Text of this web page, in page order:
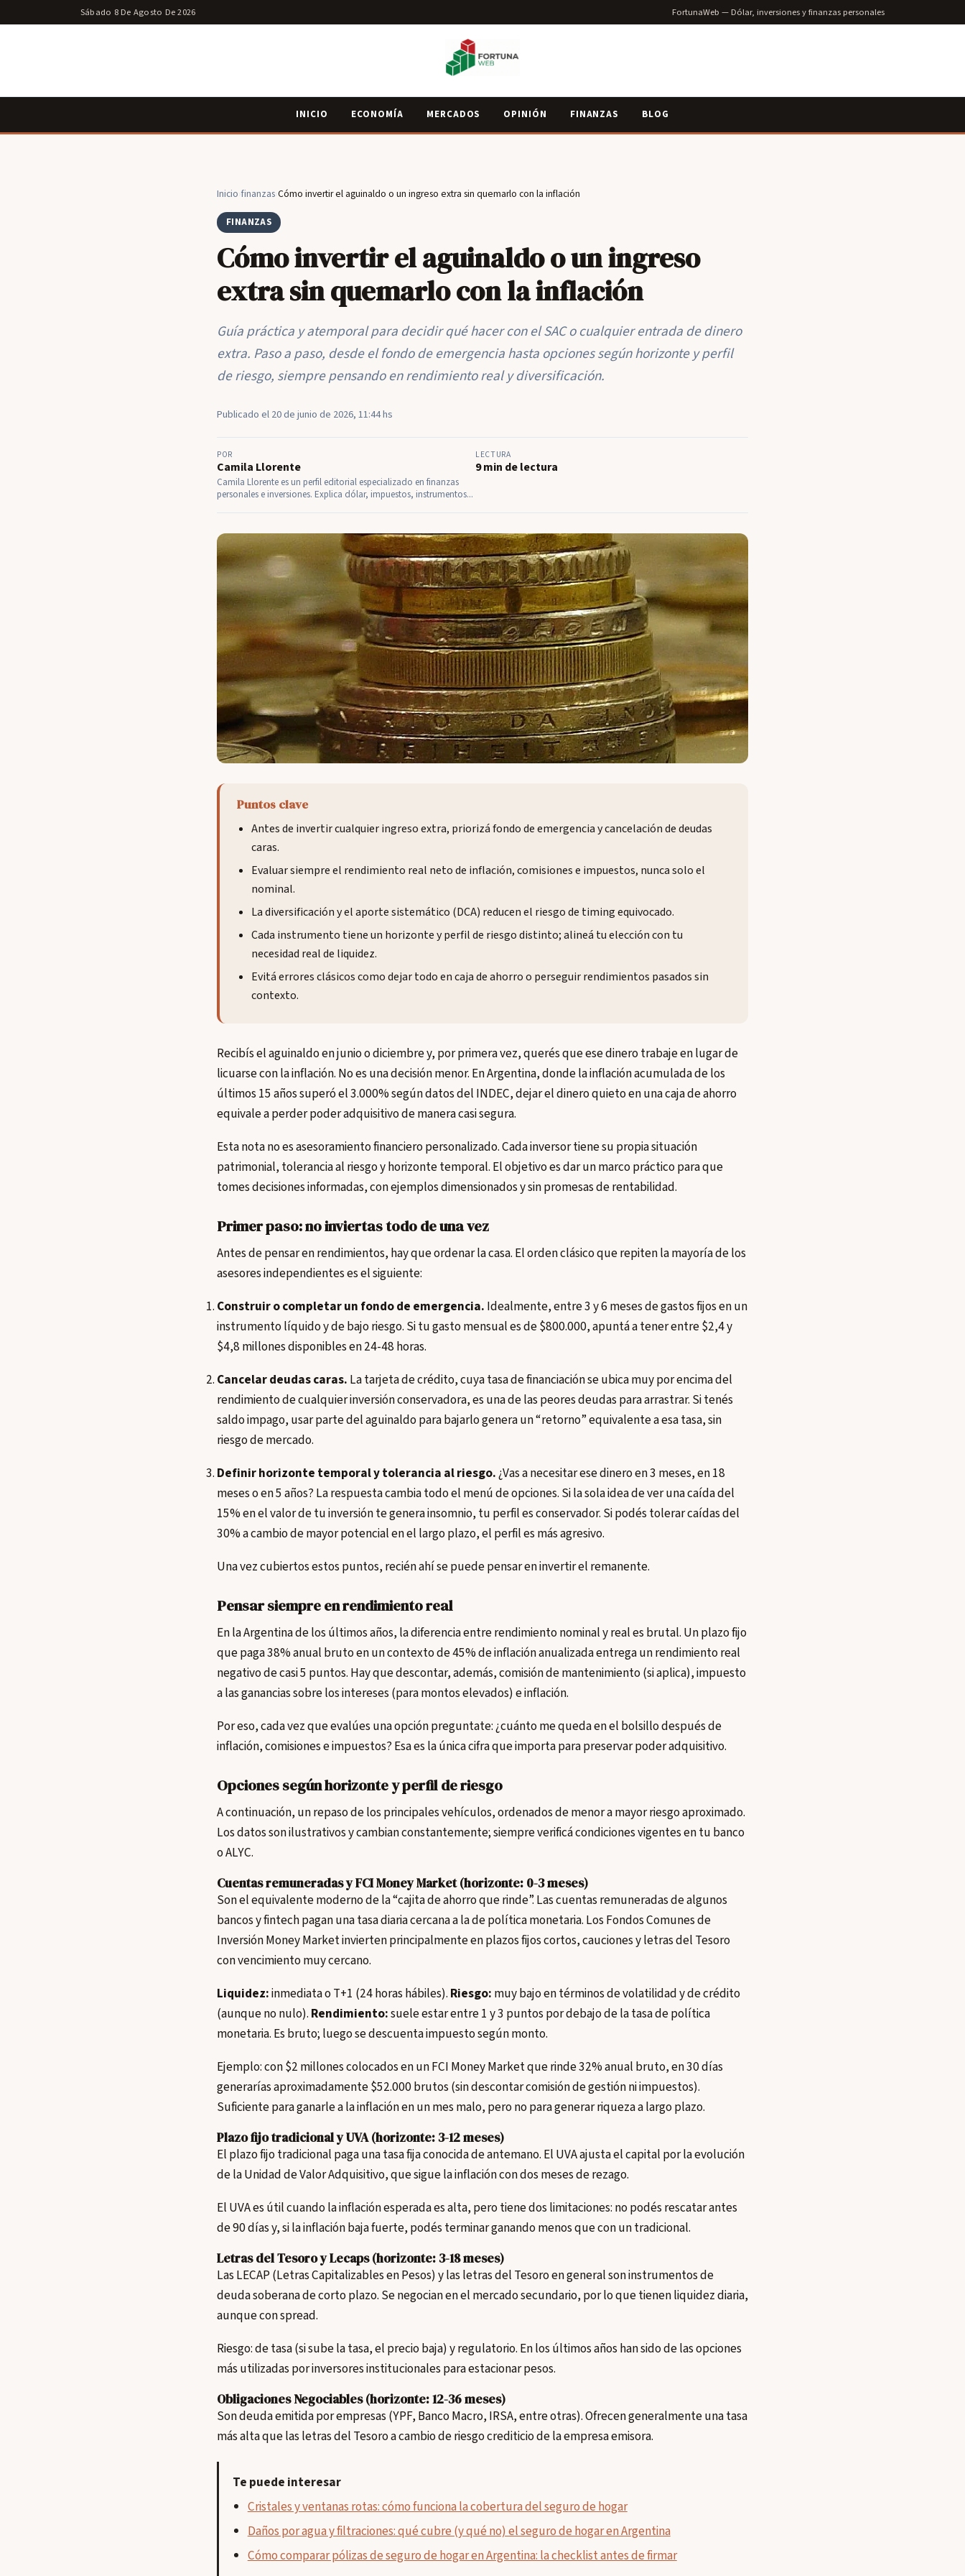
Sábado 8 De Agosto De 2026 FortunaWeb — Dólar, inversiones y finanzas personales
INICIO ECONOMÍA MERCADOS OPINIÓN FINANZAS BLOG
Inicio finanzas Cómo invertir el aguinaldo o un ingreso extra sin quemarlo con la inflación
FINANZAS
Cómo invertir el aguinaldo o un ingreso
extra sin quemarlo con la inflación
Guía práctica y atemporal para decidir qué hacer con el SAC o cualquier entrada de dinero
extra. Paso a paso, desde el fondo de emergencia hasta opciones según horizonte y perfil
de riesgo, siempre pensando en rendimiento real y diversificación.
Publicado el 20 de junio de 2026, 11:44 hs
POR
Camila Llorente
Camila Llorente es un perfil editorial especializado en finanzas
personales e inversiones. Explica dólar, impuestos, instrumentos...
LECTURA
9 min de lectura
Puntos clave
Antes de invertir cualquier ingreso extra, priorizá fondo de emergencia y cancelación de deudas
caras.
Evaluar siempre el rendimiento real neto de inflación, comisiones e impuestos, nunca solo el
nominal.
La diversificación y el aporte sistemático (DCA) reducen el riesgo de timing equivocado.
Cada instrumento tiene un horizonte y perfil de riesgo distinto; alineá tu elección con tu
necesidad real de liquidez.
Evitá errores clásicos como dejar todo en caja de ahorro o perseguir rendimientos pasados sin
contexto.
Recibís el aguinaldo en junio o diciembre y, por primera vez, querés que ese dinero trabaje en lugar de
licuarse con la inflación. No es una decisión menor. En Argentina, donde la inflación acumulada de los
últimos 15 años superó el 3.000% según datos del INDEC, dejar el dinero quieto en una caja de ahorro
equivale a perder poder adquisitivo de manera casi segura.
Esta nota no es asesoramiento financiero personalizado. Cada inversor tiene su propia situación
patrimonial, tolerancia al riesgo y horizonte temporal. El objetivo es dar un marco práctico para que
tomes decisiones informadas, con ejemplos dimensionados y sin promesas de rentabilidad.
Primer paso: no inviertas todo de una vez
Antes de pensar en rendimientos, hay que ordenar la casa. El orden clásico que repiten la mayoría de los
asesores independientes es el siguiente:
Construir o completar un fondo de emergencia. Idealmente, entre 3 y 6 meses de gastos fijos en un
instrumento líquido y de bajo riesgo. Si tu gasto mensual es de $800.000, apuntá a tener entre $2,4 y
$4,8 millones disponibles en 24-48 horas.
Cancelar deudas caras. La tarjeta de crédito, cuya tasa de financiación se ubica muy por encima del
rendimiento de cualquier inversión conservadora, es una de las peores deudas para arrastrar. Si tenés
saldo impago, usar parte del aguinaldo para bajarlo genera un “retorno” equivalente a esa tasa, sin
riesgo de mercado.
Definir horizonte temporal y tolerancia al riesgo.¿Vas a necesitar ese dinero en 3 meses, en 18
meses o en 5 años? La respuesta cambia todo el menú de opciones. Si la sola idea de ver una caída del
15% en el valor de tu inversión te genera insomnio, tu perfil es conservador. Si podés tolerar caídas del
30% a cambio de mayor potencial en el largo plazo, el perfil es más agresivo.
Una vez cubiertos estos puntos, recién ahí se puede pensar en invertir el remanente.
Pensar siempre en rendimiento real
En la Argentina de los últimos años, la diferencia entre rendimiento nominal y real es brutal. Un plazo fijo
que paga 38% anual bruto en un contexto de 45% de inflación anualizada entrega un rendimiento real
negativo de casi 5 puntos. Hay que descontar, además, comisión de mantenimiento (si aplica), impuesto
a las ganancias sobre los intereses (para montos elevados) e inflación.
Por eso, cada vez que evalúes una opción preguntate: ¿cuánto me queda en el bolsillo después de
inflación, comisiones e impuestos? Esa es la única cifra que importa para preservar poder adquisitivo.
Opciones según horizonte y perfil de riesgo
A continuación, un repaso de los principales vehículos, ordenados de menor a mayor riesgo aproximado.
Los datos son ilustrativos y cambian constantemente; siempre verificá condiciones vigentes en tu banco
o ALYC.
Cuentas remuneradas y FCI Money Market (horizonte: 0-3 meses)
Son el equivalente moderno de la “cajita de ahorro que rinde”. Las cuentas remuneradas de algunos
bancos y fintech pagan una tasa diaria cercana a la de política monetaria. Los Fondos Comunes de
Inversión Money Market invierten principalmente en plazos fijos cortos, cauciones y letras del Tesoro
con vencimiento muy cercano.
Liquidez:inmediata o T+1 (24 horas hábiles). Riesgo: muy bajo en términos de volatilidad y de crédito
(aunque no nulo). Rendimiento:suele estar entre 1 y 3 puntos por debajo de la tasa de política
monetaria. Es bruto; luego se descuenta impuesto según monto.
Ejemplo: con $2 millones colocados en un FCI Money Market que rinde 32% anual bruto, en 30 días
generarías aproximadamente $52.000 brutos (sin descontar comisión de gestión ni impuestos).
Suficiente para ganarle a la inflación en un mes malo, pero no para generar riqueza a largo plazo.
Plazo fijo tradicional y UVA (horizonte: 3-12 meses)
El plazo fijo tradicional paga una tasa fija conocida de antemano. El UVA ajusta el capital por la evolución
de la Unidad de Valor Adquisitivo, que sigue la inflación con dos meses de rezago.
El UVA es útil cuando la inflación esperada es alta, pero tiene dos limitaciones: no podés rescatar antes
de 90 días y, si la inflación baja fuerte, podés terminar ganando menos que con un tradicional.
Letras del Tesoro y Lecaps (horizonte: 3-18 meses)
Las LECAP (Letras Capitalizables en Pesos) y las letras del Tesoro en general son instrumentos de
deuda soberana de corto plazo. Se negocian en el mercado secundario, por lo que tienen liquidez diaria,
aunque con spread.
Riesgo: de tasa (si sube la tasa, el precio baja) y regulatorio. En los últimos años han sido de las opciones
más utilizadas por inversores institucionales para estacionar pesos.
Obligaciones Negociables (horizonte: 12-36 meses)
Son deuda emitida por empresas (YPF, Banco Macro, IRSA, entre otras). Ofrecen generalmente una tasa
más alta que las letras del Tesoro a cambio de riesgo crediticio de la empresa emisora.
Te puede interesar
Cristales y ventanas rotas: cómo funciona la cobertura del seguro de hogar
Daños por agua y filtraciones: qué cubre (y qué no) el seguro de hogar en Argentina
Cómo comparar pólizas de seguro de hogar en Argentina: la checklist antes de firmar